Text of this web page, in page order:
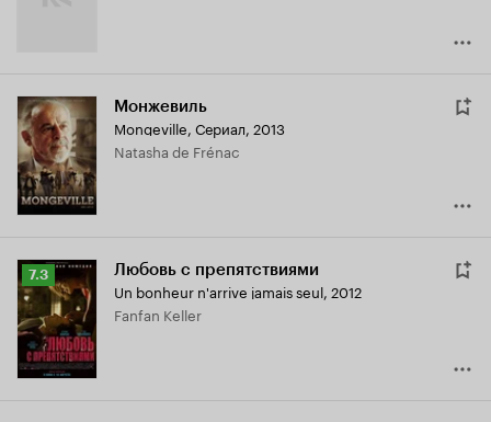
Монжевиль
Mongeville, Сериал, 2013
Natasha de Frénac
Рейтинг
Кинопоиска
7.3
7.3 Любовь с препятствиями
Un bonheur n'arrive jamais seul, 2012
Fanfan Keller